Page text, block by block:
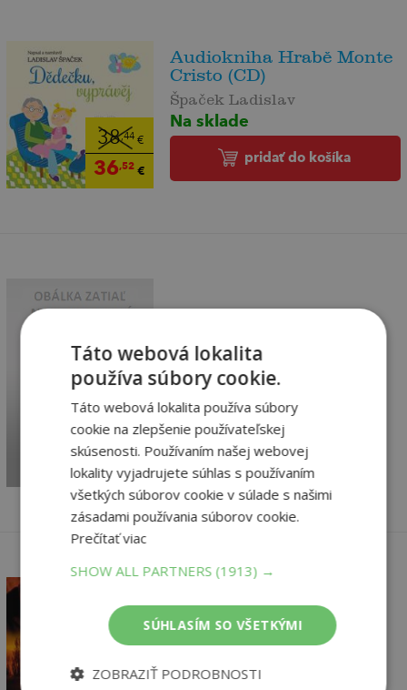
38,44€
36,52€
Audiokniha Hrabě Monte
Cristo (CD)
Špaček Ladislav
Na sklade
pridať do košíka
32,94
31 €
Ohnivý sloup -
audioknihovna
Follett Ken
Vypredané
27,44€
Audiokniha Ptáci v trní
(CD)
Vypredané
Táto webová lokalita
používa súbory cookie.
Táto webová lokalita používa súbory
cookie na zlepšenie používateľskej
skúsenosti. Používaním našej webovej
lokality vyjadrujete súhlas s používaním
všetkých súborov cookie v súlade s našimi
zásadami používania súborov cookie.
Prečítať viac
SHOW ALL PARTNERS (1913) →
SÚHLASÍM SO VŠETKÝMI
ZOBRAZIŤ PODROBNOSTI